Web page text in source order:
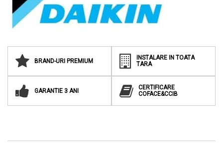
BRAND-URI PREMIUM
INSTALARE IN TOATA
TARA
GARANTIE 3 ANI
CERTIFICARE
COFACE&CCIB